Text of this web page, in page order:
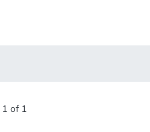
of 1